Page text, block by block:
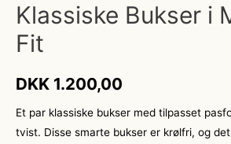
Klassiske Bukser i
Fit
DKK 1.200,00
Et par klassiske bukser med tilpasset
tvist. Disse smarte bukser er krølfri, og